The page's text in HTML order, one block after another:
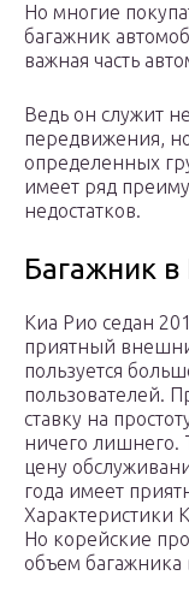
Но многие
багажник
важная часть
Ведь он служит
передвижения,
определенных
имеет ряд
недостатков.
Багажник
Киа Рио седан
приятный
пользуется
пользователей.
ставку на
ничего лишнего.
цену
года имеет
Характеристики
Но корейские
объем багажника